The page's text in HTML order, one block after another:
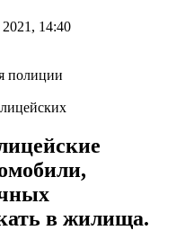
14:40
в жилища.